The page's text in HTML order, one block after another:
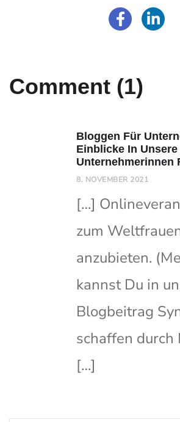
Comment (1)
Bloggen Für
Einblicke In
Unternehmerinnen
8. NOVEMBER 2021
[…]
zum
anzubieten.
kannst Du in
Blogbeitrag
schaffen durch
[…]